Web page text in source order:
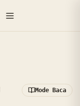
Mode Baca